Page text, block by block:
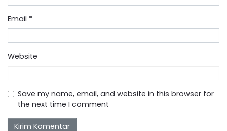
Email *
Website
Save my name, email, and website in this browser for
the next time I comment